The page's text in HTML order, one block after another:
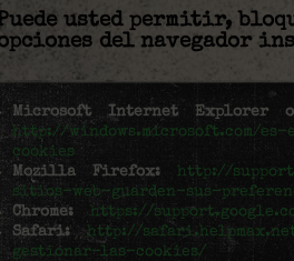
usted permitir,
del navegador
Microsoft Internet Explorer
http://windows.microsoft.com/
cookies
Mozilla Firefox:
http://
sitios-web-guarden-sus-
Chrome:
https://
Safari:
http://
gestionar-las-cookies/